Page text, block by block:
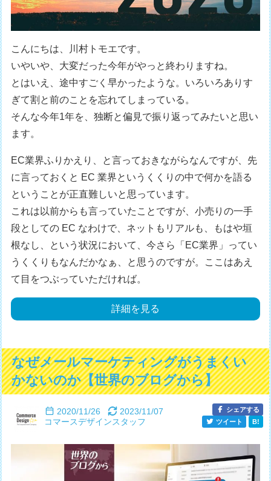
こんにちは、川村トモエです。
いやいや、大変だった今年がやっと終わりますね。
とはいえ、途中すごく早かったような。いろいろありす
ぎて割と前のことを忘れてしまっている。
そんな今年1年を、独断と偏見で振り返ってみたいと思い
ます。
EC業界ふりかえり、と言っておきながらなんですが、先
に言っておくと EC 業界というくくりの中で何かを語る
ということが正直難しいと思っています。
これは以前からも言っていたことですが、小売りの一手
段としての EC なわけで、ネットもリアルも、もはや垣
根なし、という状況において、今さら「EC業界」ってい
うくくりもなんだかなぁ、と思うのですが。ここはあえ
て目をつぶっていただければ。
詳細を見る
なぜメールマーケティングがうまくい
かないのか【世界のブログから】
2020/11/26
2023/11/07
コマースデザインスタッフ
シェアする
ツイート
B!